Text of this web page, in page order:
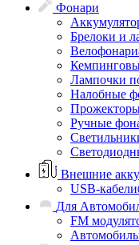
Фонари
Брелоки и
Велофонари
Лампочки
Налобные
Ручные
Внешние
USB-кабели
Для
FM